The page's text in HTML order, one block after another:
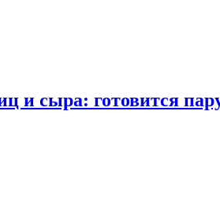
и сыра: готовится